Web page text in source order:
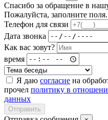
Спасибо за обращение в
Пожалуйста, заполните поля.
Телефон для связи
Дата звонка
Как вас зовут?
время
Я даю согласие на
прочел политику в
данных
Отправить